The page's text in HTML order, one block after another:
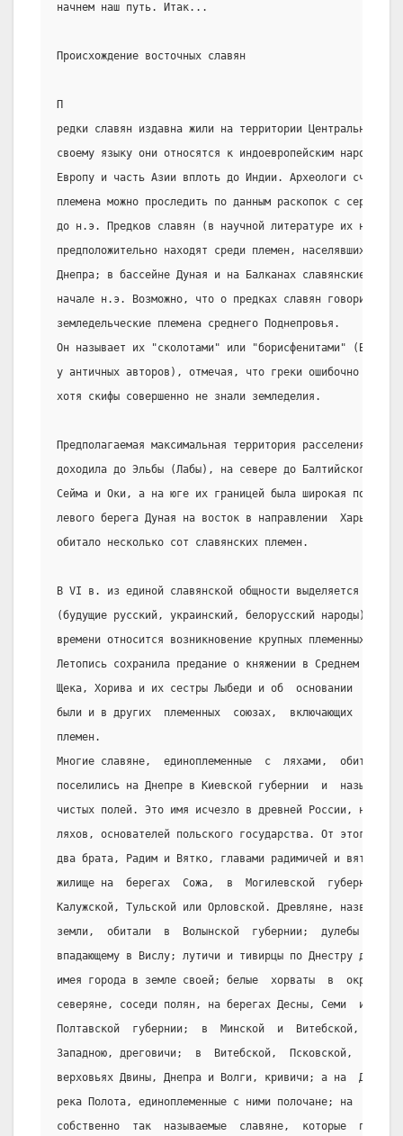
начнем наш путь. Итак...
Происхождение восточных славян
П
редки славян издавна жили на территории Центральной и
своему языку они относятся к индоевропейским народам,
Европу и часть Азии вплоть до Индии. Археологи
племена можно проследить по данным раскопок с середины
до н.э. Предков славян (в научной литературе их
предположительно находят среди племен, населявших
Днепра; в бассейне Дуная и на Балканах славянские
начале н.э. Возможно, что о предках славян говорит
земледельческие племена среднего Поднепровья.
Он называет их "сколотами" или "борисфенитами"
у античных авторов), отмечая, что греки ошибочно
хотя скифы совершенно не знали земледелия.
Предполагаемая максимальная территория расселения
доходила до Эльбы (Лабы), на севере до Балтийского
Сейма и Оки, а на юге их границей была широкая полоса
левого берега Дуная на восток в направлении
обитало несколько сот славянских племен.
В VI в. из единой славянской общности выделяется
(будущие русский, украинский, белорусский народы).
времени относится возникновение крупных племенных
Летопись сохранила предание о княжении в Среднем
Щека, Хорива и их сестры Лыбеди и об  основании
были и в других  племенных  союзах,  включающих  в
племен.
Многие славяне,  единоплеменные  с  ляхами,
поселились на Днепре в Киевской губернии  и
чистых полей. Это имя исчезло в древней России, но
ляхов, основателей польского государства. От этого же
два брата, Радим и Вятко, главами радимичей и
жилище на  берегах  Сожа,  в  Могилевской  губернии,
Калужской, Тульской или Орловской. Древляне,
земли,  обитали  в  Волынской  губернии;  дулебы  и
впадающему в Вислу; лутичи и тивирцы по Днестру до
имея города в земле своей; белые  хорваты  в
северяне, соседи полян, на берегах Десны, Семи  и
Полтавской  губернии;  в  Минской  и  Витебской,
Западною, дреговичи;  в  Витебской,  Псковской,
верховьях Двины, Днепра и Волги, кривичи; а на
река Полота, единоплеменные с ними полочане; на
собственно  так  называемые  славяне,  которые  после